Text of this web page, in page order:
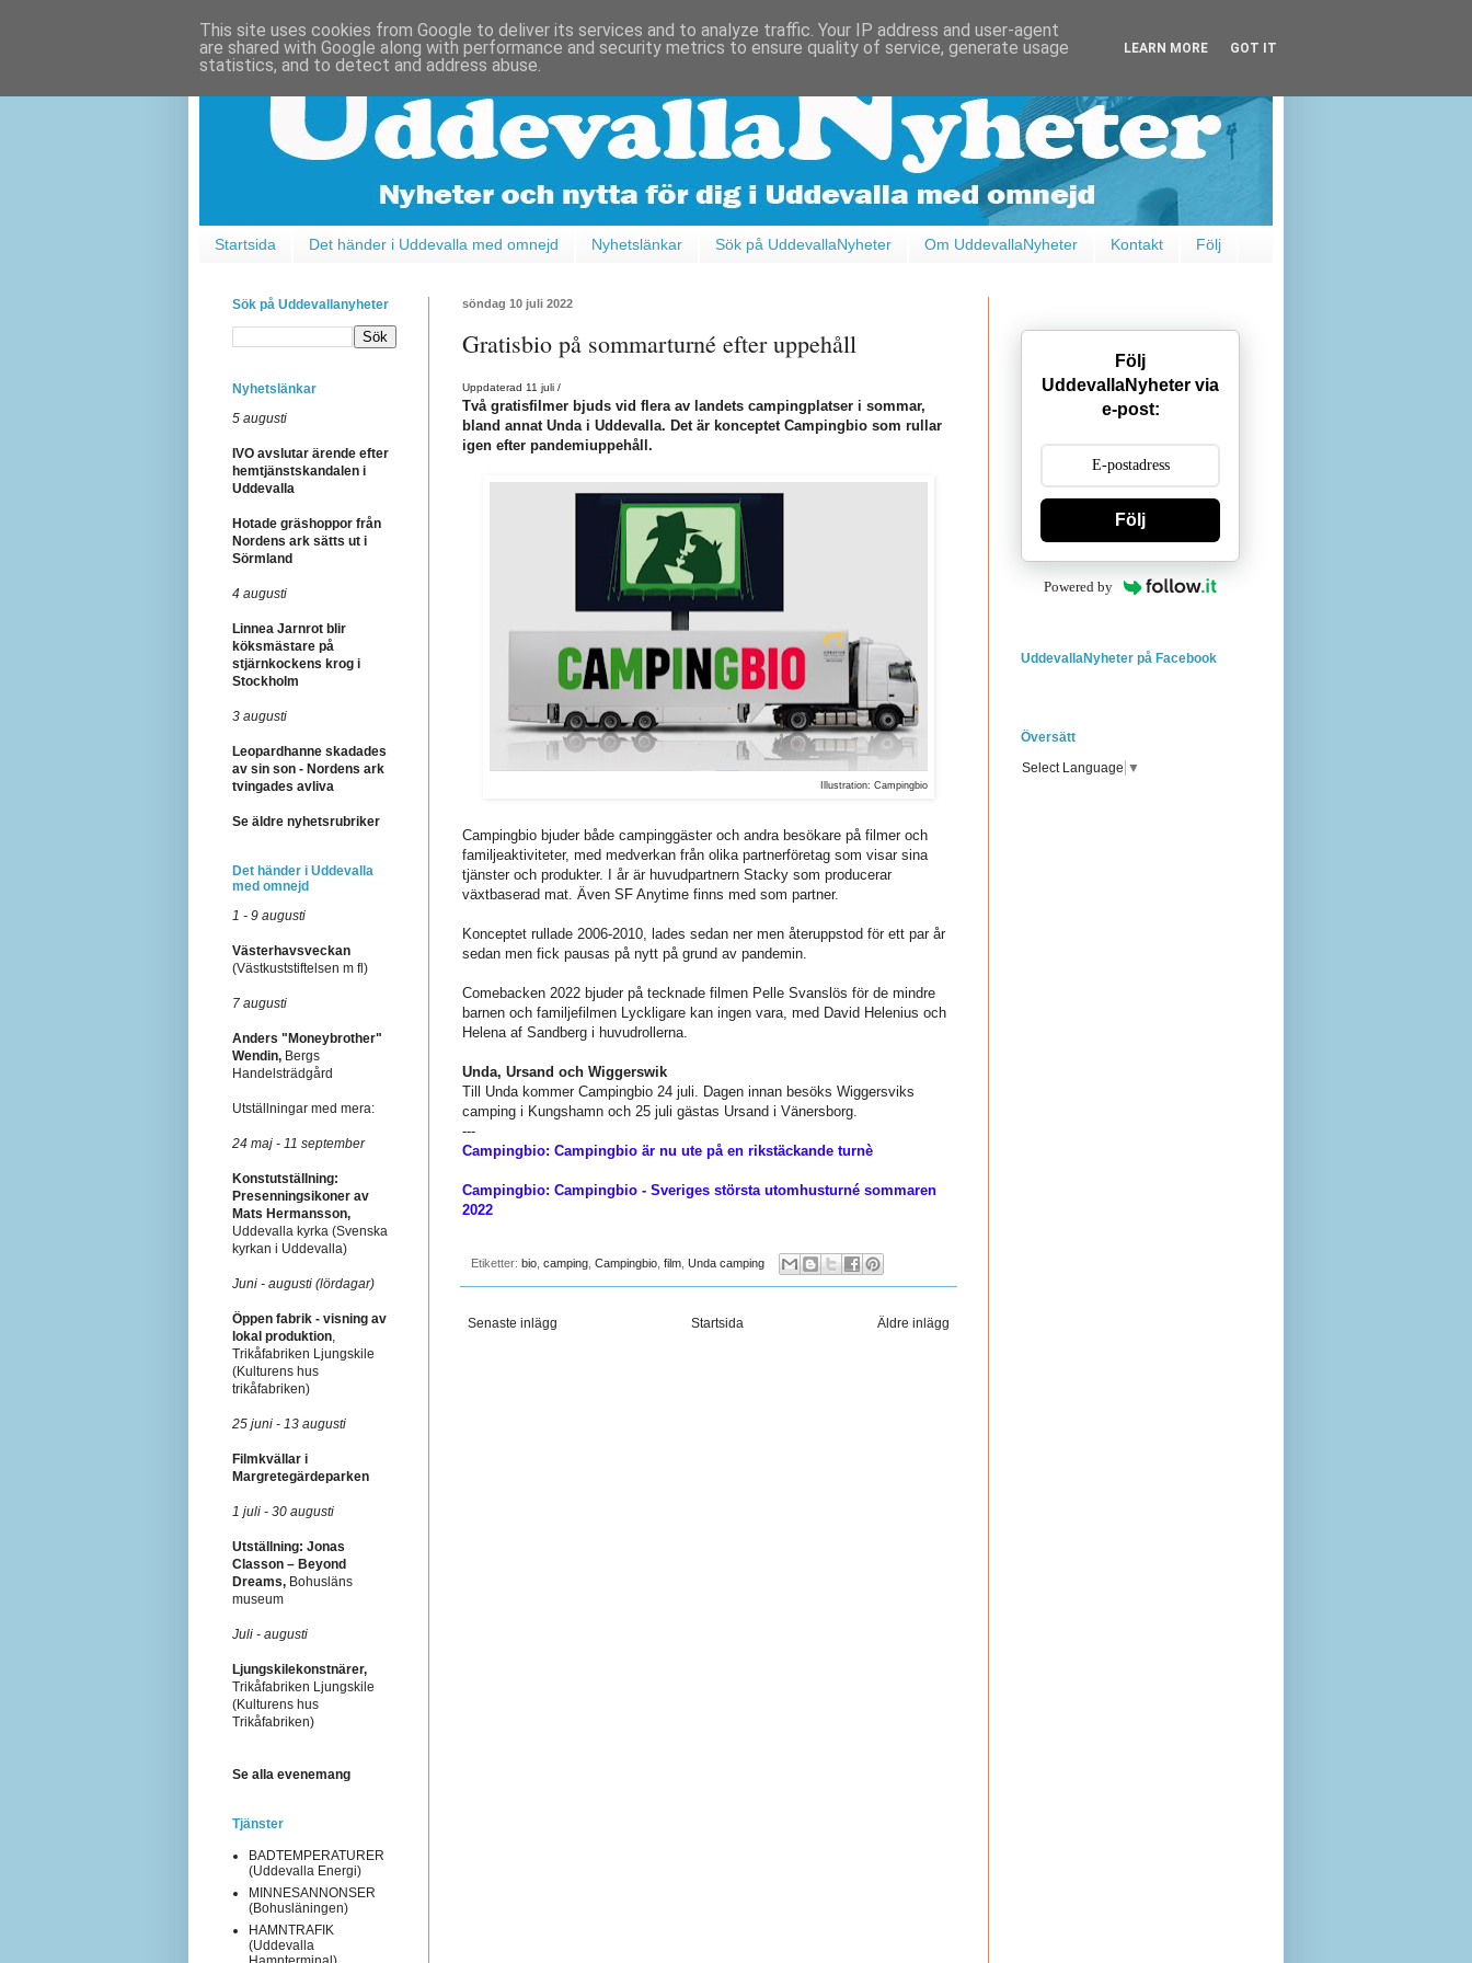
Startsida Det händer i Uddevalla med omnejd Nyhetslänkar Sök på UddevallaNyheter Om UddevallaNyheter Kontakt Följ
söndag 10 juli 2022
Gratisbio på sommarturné efter uppehåll
Uppdaterad 11 juli /
Två gratisfilmer bjuds vid flera av landets campingplatser i sommar,
bland annat Unda i Uddevalla. Det är konceptet Campingbio som rullar
igen efter pandemiuppehåll.
Illustration: Campingbio
Campingbio bjuder både campinggäster och andra besökare på filmer och
familjeaktiviteter, med medverkan från olika partnerföretag som visar sina
tjänster och produkter. I år är huvudpartnern Stacky som producerar
växtbaserad mat. Även SF Anytime finns med som partner.
Konceptet rullade 2006-2010, lades sedan ner men återuppstod för ett par år
sedan men fick pausas på nytt på grund av pandemin.
Comebacken 2022 bjuder på tecknade filmen Pelle Svanslös för de mindre
barnen och familjefilmen Lyckligare kan ingen vara, med David Helenius och
Helena af Sandberg i huvudrollerna.
Unda, Ursand och Wiggerswik
Till Unda kommer Campingbio 24 juli. Dagen innan besöks Wiggersviks
camping i Kungshamn och 25 juli gästas Ursand i Vänersborg.
---
Campingbio: Campingbio är nu ute på en rikstäckande turnè
Campingbio: Campingbio - Sveriges största utomhusturné sommaren
2022
Etiketter: bio camping Campingbio film Unda camping
Senaste inlägg Äldre inlägg
Startsida
Sök på Uddevallanyheter
Nyhetslänkar
5 augusti
IVO avslutar ärende efter
hemtjänstskandalen i
Uddevalla
Hotade gräshoppor från
Nordens ark sätts ut i
Sörmland
4 augusti
Linnea Jarnrot blir
köksmästare på
stjärnkockens krog i
Stockholm
3 augusti
Leopardhanne skadades
av sin son - Nordens ark
tvingades avliva
Se äldre nyhetsrubriker
Det händer i Uddevalla
med omnejd
1 - 9 augusti
Västerhavsveckan
(Västkuststiftelsen m fl)
7 augusti
Anders "Moneybrother"
Wendin, Bergs
Handelsträdgård
Utställningar med mera:
24 maj - 11 september
Konstutställning:
Presenningsikoner av
Mats Hermansson,
Uddevalla kyrka (Svenska
kyrkan i Uddevalla)
Juni - augusti (lördagar)
Öppen fabrik - visning av
lokal produktion
Trikåfabriken Ljungskile
(Kulturens hus
trikåfabriken)
25 juni - 13 augusti
Filmkvällar i
Margretegärdeparken
1 juli - 30 augusti
Utställning: Jonas
Classon – Beyond
Dreams, Bohusläns
museum
Juli - augusti
Ljungskilekonstnärer,
Trikåfabriken Ljungskile
(Kulturens hus
Trikåfabriken)
Se alla evenemang
Tjänster
BADTEMPERATURER
(Uddevalla Energi)
MINNESANNONSER
(Bohusläningen)
HAMNTRAFIK
(Uddevalla
Följ
UddevallaNyheter via
e-post:
Följ
Powered by
UddevallaNyheter på Facebook
Översätt
Select Language ▼
This site uses cookies from Google to deliver its services and to analyze traffic. Your IP address and user-agent
are shared with Google along with performance and security metrics to ensure quality of service, generate usage
statistics, and to detect and address abuse.
LEARN MORE GOT IT